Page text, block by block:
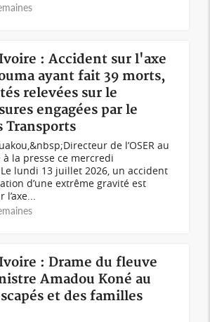
: Accident sur l'axe
ayant fait 39 morts,
relevées sur le
engagées par le
Transports
de l’OSER au
à la presse ce mercredi
lundi 13 juillet 2026, un accident
d’une extrême gravité est
l’axe...
: Drame du fleuve
Amadou Koné au
et des familles